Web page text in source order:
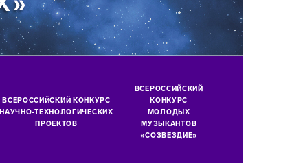
ВСЕРОССИЙСКИЙ КОНКУРС
НАУЧНО-ТЕХНОЛОГИЧЕСКИХ
ПРОЕКТОВ
ВСЕРОССИЙСКИЙ
КОНКУРС
МОЛОДЫХ
МУЗЫКАНТОВ
«СОЗВЕЗДИЕ»